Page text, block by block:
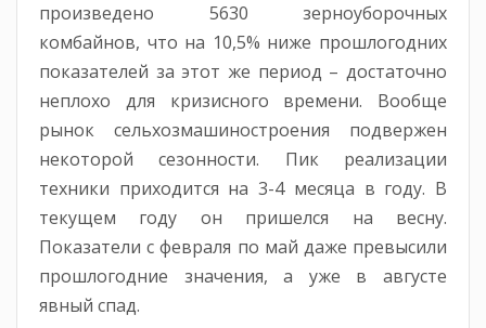
произведено 5630 зерноуборочных
комбайнов, что на 10,5% ниже прошлогодних
показателей за этот же период – достаточно
неплохо для кризисного времени. Вообще
рынок сельхозмашиностроения подвержен
некоторой сезонности. Пик реализации
техники приходится на 3-4 месяца в году. В
текущем году он пришелся на весну.
Показатели с февраля по май даже превысили
прошлогодние значения, а уже в августе
явный спад.